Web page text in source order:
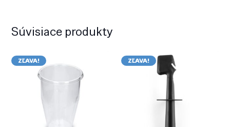
Súvisiace produkty
ZĽAVA! ZĽAVA!